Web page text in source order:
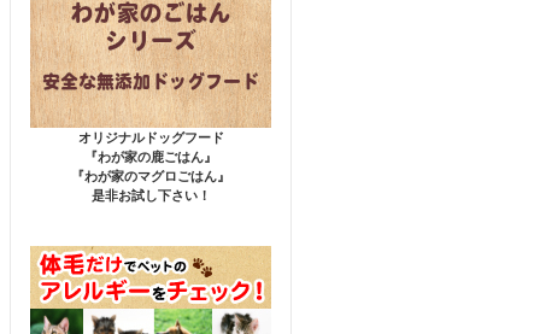
オリジナルドッグフード
『わが家の鹿ごはん』
『わが家のマグロごはん』
是非お試し下さい！